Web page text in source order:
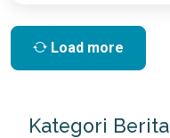
Load more
Kategori Berita